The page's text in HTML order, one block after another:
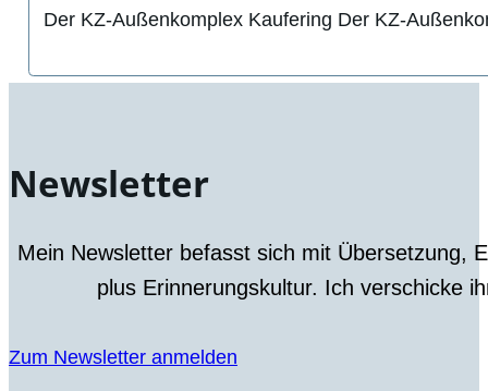
Der KZ-Außenkomplex Kaufering Der KZ-
Newsletter
Mein Newsletter befasst sich mit Übersetzung,
plus Erinnerungskultur. Ich verschicke
Zum Newsletter anmelden